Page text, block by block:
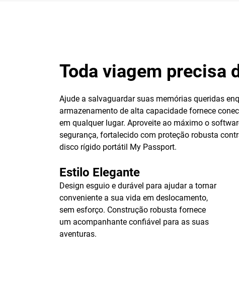
Toda viagem precisa
Ajude a salvaguardar suas memórias queridas
armazenamento de alta capacidade fornece
em qualquer lugar. Aproveite ao máximo o
segurança, fortalecido com proteção robusta
disco rígido portátil My Passport.
Estilo Elegante
Design esguio e durável para ajudar a tornar
conveniente a sua vida em deslocamento,
sem esforço. Construção robusta fornece
um acompanhante confiável para as suas
aventuras.